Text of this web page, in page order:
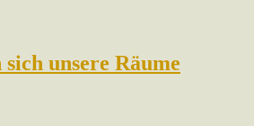
unsere Räume